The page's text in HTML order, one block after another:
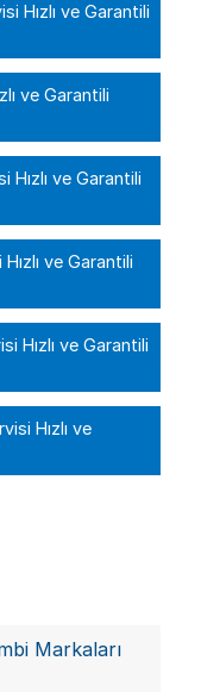
Hızlı ve Garantili
ve Garantili
ve Garantili
ve Garantili
Hızlı ve Garantili
Hızlı ve
Markaları